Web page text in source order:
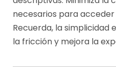
necesarios para
Recuerda, la simplicidad
la fricción y mejora la